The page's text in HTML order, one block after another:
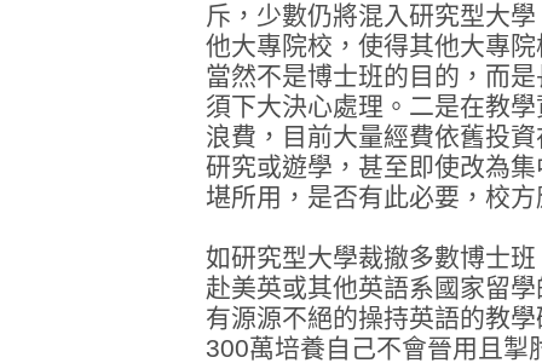
斥，少數仍將混入研究型大
他大專院校，使得其他大專
當然不是博士班的目的，而
須下大決心處理。二是在教
浪費，目前大量經費依舊投
研究或遊學，甚至即使改為
堪所用，是否有此必要，校
如研究型大學裁撤多數博士
赴美英或其他英語系國家留
有源源不絕的操持英語的教
300萬培養自己不會晉用且掣